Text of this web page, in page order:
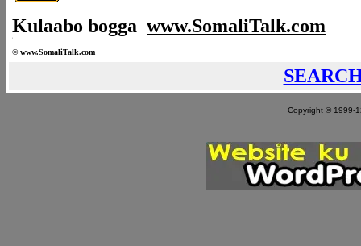
Kulaabo bogga www.SomaliTalk.com
©www.SomaliTalk.com
Copyright © 1999-